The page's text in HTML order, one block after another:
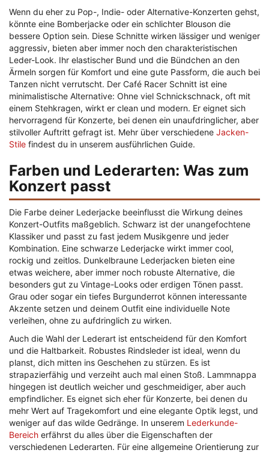
Wenn du eher zu Pop-, Indie- oder Alternative-Konzerten gehst,
könnte eine Bomberjacke oder ein schlichter Blouson die
bessere Option sein. Diese Schnitte wirken lässiger und weniger
aggressiv, bieten aber immer noch den charakteristischen
Leder-Look. Ihr elastischer Bund und die Bündchen an den
Ärmeln sorgen für Komfort und eine gute Passform, die auch bei
Tanzen nicht verrutscht. Der Café Racer Schnitt ist eine
minimalistische Alternative: Ohne viel Schnickschnack, oft mit
einem Stehkragen, wirkt er clean und modern. Er eignet sich
hervorragend für Konzerte, bei denen ein unaufdringlicher, aber
stilvoller Auftritt gefragt ist. Mehr über verschiedene Jacken-
Stile findest du in unserem ausführlichen Guide.
Farben und Lederarten: Was zum
Konzert passt
Die Farbe deiner Lederjacke beeinflusst die Wirkung deines
Konzert-Outfits maßgeblich. Schwarz ist der unangefochtene
Klassiker und passt zu fast jedem Musikgenre und jeder
Kombination. Eine schwarze Lederjacke wirkt immer cool,
rockig und zeitlos. Dunkelbraune Lederjacken bieten eine
etwas weichere, aber immer noch robuste Alternative, die
besonders gut zu Vintage-Looks oder erdigen Tönen passt.
Grau oder sogar ein tiefes Burgunderrot können interessante
Akzente setzen und deinem Outfit eine individuelle Note
verleihen, ohne zu aufdringlich zu wirken.
Auch die Wahl der Lederart ist entscheidend für den Komfort
und die Haltbarkeit. Robustes Rindsleder ist ideal, wenn du
planst, dich mitten ins Geschehen zu stürzen. Es ist
strapazierfähig und verzeiht auch mal einen Stoß. Lammnappa
hingegen ist deutlich weicher und geschmeidiger, aber auch
empfindlicher. Es eignet sich eher für Konzerte, bei denen du
mehr Wert auf Tragekomfort und eine elegante Optik legst, und
weniger auf das wilde Gedränge. In unserem Lederkunde-
Bereich erfährst du alles über die Eigenschaften der
verschiedenen Lederarten. Für eine allgemeine Orientierung zur